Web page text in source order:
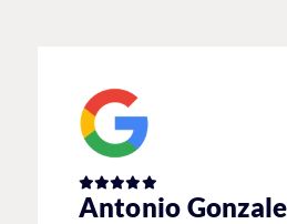
Antonio